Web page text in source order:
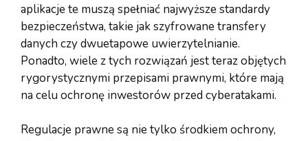
aplikacje te muszą spełniać najwyższe standardy
bezpieczeństwa, takie jak szyfrowane transfery
danych czy dwuetapowe uwierzytelnianie.
Ponadto, wiele z tych rozwiązań jest teraz objętych
rygorystycznymi przepisami prawnymi, które mają
na celu ochronę inwestorów przed cyberatakami.
Regulacje prawne są nie tylko środkiem ochrony,